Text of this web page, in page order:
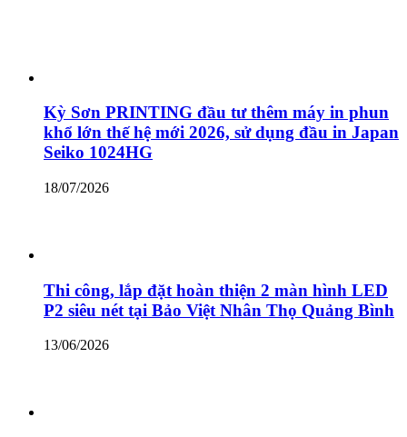
Kỳ Sơn PRINTING đầu tư thêm máy in phun
khổ lớn thế hệ mới 2026, sử dụng đầu in Japan
Seiko 1024HG
18/07/2026
Thi công, lắp đặt hoàn thiện 2 màn hình LED
P2 siêu nét tại Bảo Việt Nhân Thọ Quảng Bình
13/06/2026